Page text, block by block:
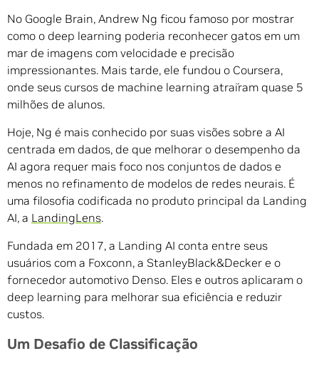
No Google Brain, Andrew Ng ficou famoso por mostrar
como o deep learning poderia reconhecer gatos em um
mar de imagens com velocidade e precisão
impressionantes. Mais tarde, ele fundou o Coursera,
onde seus cursos de machine learning atraíram quase 5
milhões de alunos.
Hoje, Ng é mais conhecido por suas visões sobre a AI
centrada em dados, de que melhorar o desempenho da
AI agora requer mais foco nos conjuntos de dados e
menos no refinamento de modelos de redes neurais. É
uma filosofia codificada no produto principal da Landing
AI, a LandingLens.
Fundada em 2017, a Landing AI conta entre seus
usuários com a Foxconn, a StanleyBlack&Decker e o
fornecedor automotivo Denso. Eles e outros aplicaram o
deep learning para melhorar sua eficiência e reduzir
custos.
Um Desafio de Classificação